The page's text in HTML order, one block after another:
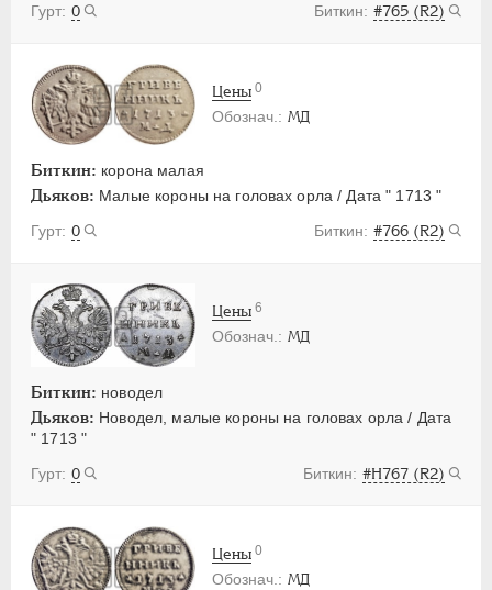
0
#765 (R2)
МД
Биткин: корона малая
Дьяков: Малые короны на головах орла / Дата " 1713 "
0
#766 (R2)
Цены 0
МД
Биткин: новодел
Дьяков: Новодел, малые короны на головах орла / Дата
" 1713 "
0
#H767 (R2)
Цены 6
МД
Цены 0